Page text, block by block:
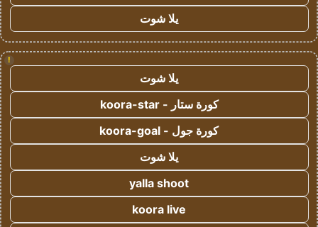
يلا شوت
!
يلا شوت
كورة ستار - koora-star
كورة جول - koora-goal
يلا شوت
yalla shoot
koora live